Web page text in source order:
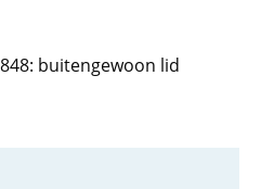
buitengewoon lid